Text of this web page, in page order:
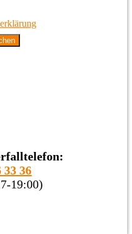
33 36
19:00)